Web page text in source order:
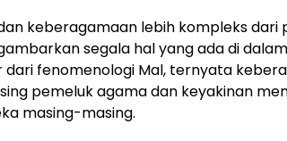
keberagamaan lebih kompleks dari
segala hal yang ada di
dari fenomenologi Mal, ternyata
pemeluk agama dan keyakinan
masing-masing.